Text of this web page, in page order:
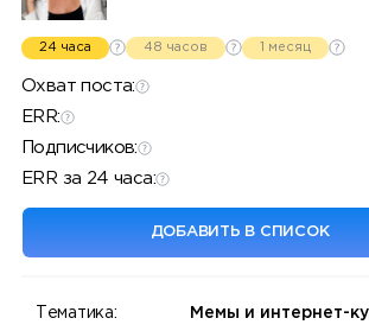
24 часа 48 часов 1 месяц
Охват поста:
ERR:
Подписчиков:
ERR за 24 часа:
ДОБАВИТЬ В СПИСОК
Тематика: Мемы и интернет-